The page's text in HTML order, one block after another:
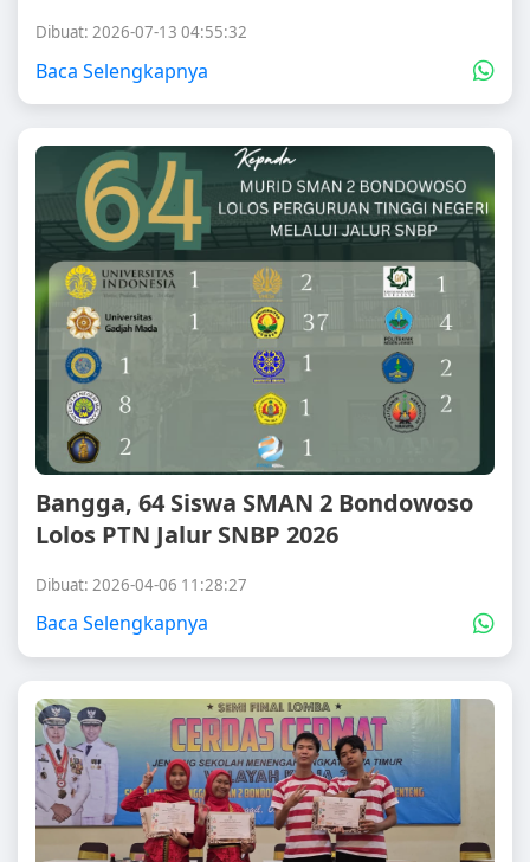
Dibuat: 2026-07-13 04:55:32
Baca Selengkapnya
Bangga, 64 Siswa SMAN 2 Bondowoso
Lolos PTN Jalur SNBP 2026
Dibuat: 2026-04-06 11:28:27
Baca Selengkapnya